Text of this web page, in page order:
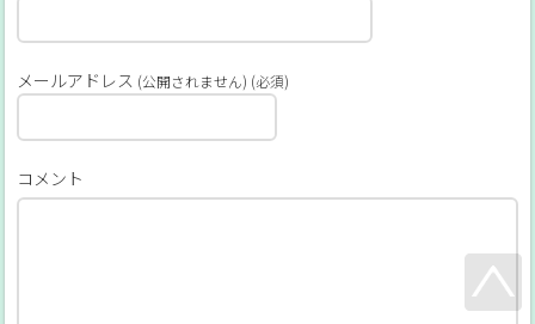
メールアドレス (公開されません) (必須)
コメント